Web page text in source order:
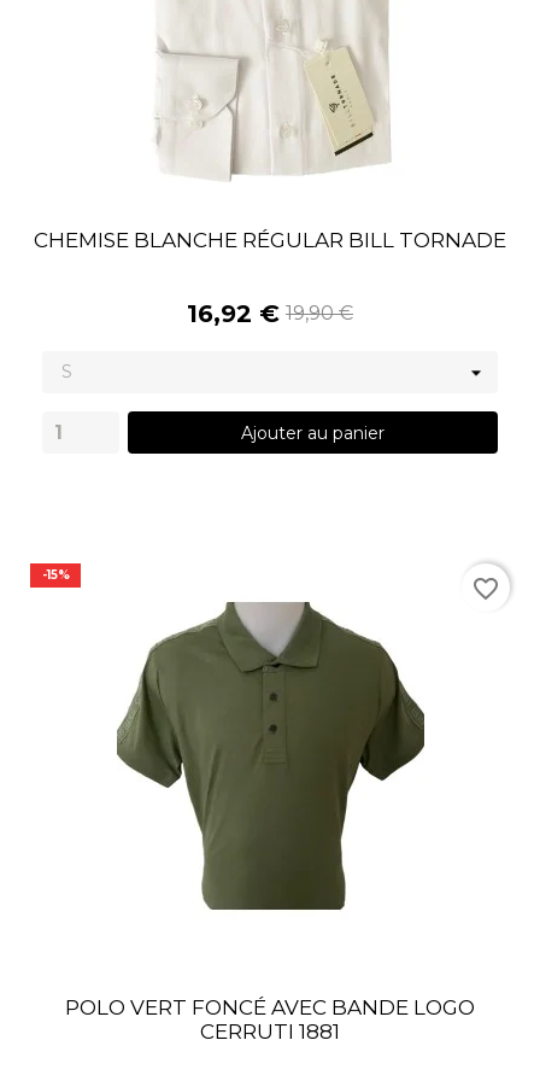
CHEMISE BLANCHE RÉGULAR BILL TORNADE
16,92 € 19,90 €
Ajouter au panier
-15%
POLO VERT FONCÉ AVEC BANDE LOGO
CERRUTI 1881
favorite_border